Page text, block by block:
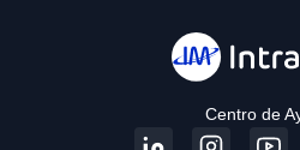
Centro de